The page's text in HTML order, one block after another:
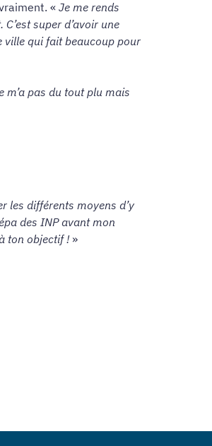
«Je me rends
super d’avoir une
ville qui fait beaucoup pour
m’a pas du tout plu mais
les différents moyens d’y
des INP avant mon
ton objectif ! »